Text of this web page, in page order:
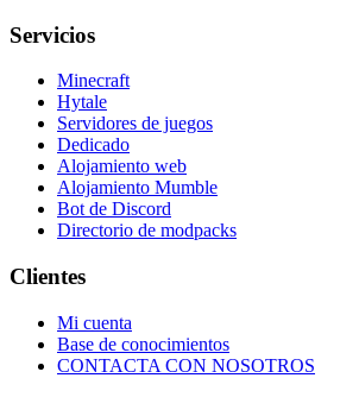
Servicios
Minecraft
Hytale
Servidores de juegos
Dedicado
Alojamiento web
Alojamiento Mumble
Bot de Discord
Directorio de modpacks
Clientes
Mi cuenta
Base de conocimientos
CONTACTA CON NOSOTROS